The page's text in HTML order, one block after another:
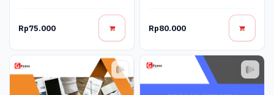
Rp75.000 Rp80.000